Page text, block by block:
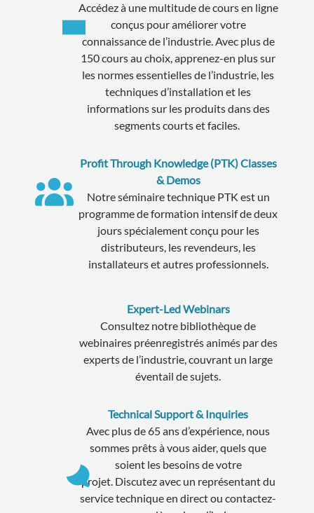
Accédez à une multitude de cours en ligne
conçus pour améliorer votre
connaissance de l’industrie. Avec plus de
150 cours au choix, apprenez-en plus sur
les normes essentielles de l’industrie, les
techniques d’installation et les
informations sur les produits dans des
segments courts et faciles.
Profit Through Knowledge (PTK) Classes
& Demos
Notre séminaire technique PTK est un
programme de formation intensif de deux
jours spécialement conçu pour les
distributeurs, les revendeurs, les
installateurs et autres professionnels.
Expert-Led Webinars
Consultez notre bibliothèque de
webinaires préenregistrés animés par des
experts de l’industrie, couvrant un large
éventail de sujets.
Technical Support & Inquiries
Avec plus de 65 ans d’expérience, nous
sommes prêts à vous aider, quels que
soient les besoins de votre
projet. Discutez avec un représentant du
service technique en direct ou contactez-